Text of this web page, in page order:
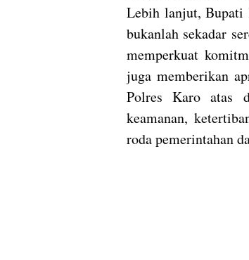
​Lebih lanjut, Bupati
bukanlah sekadar
memperkuat
juga memberikan
Polres Karo atas
keamanan,
roda pemerintahan